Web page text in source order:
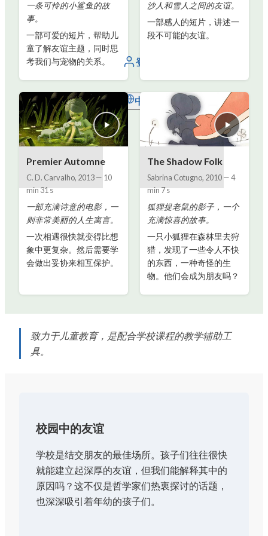
登录
中文
一条可怜的小鲨鱼的故
事。
一部可爱的短片，帮助儿
童了解友谊主题，同时思
考我们与宠物的关系。
沙人和雪人之间的友谊。
一部感人的短片，讲述一
段不可能的友谊。
Premier Automne
C. D. Carvalho, 2013— 10
min 31 s
一部充满诗意的电影，一
则非常美丽的人生寓言。
一次相遇很快就变得比想
象中更复杂。然后需要学
会做出妥协来相互保护。
The Shadow Folk
Sabrina Cotugno, 2010—4
min 7 s
狐狸捉老鼠的影子，一个
充满惊喜的故事。
一只小狐狸在森林里去狩
猎，发现了一些令人不快
的东西，一种奇怪的生
物。他们会成为朋友吗？
致力于儿童教育，是配合学校课程的教学辅助工
具。
校园中的友谊
学校是结交朋友的最佳场所。孩子们往往很快
就能建立起深厚的友谊，但我们能解释其中的
原因吗？这不仅是哲学家们热衷探讨的话题，
也深深吸引着年幼的孩子们。